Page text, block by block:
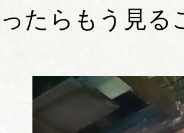
ったらもう見る